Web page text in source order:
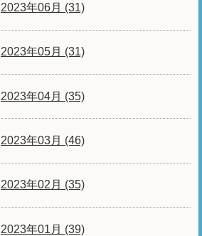
2023年06月 (31)
2023年05月 (31)
2023年04月 (35)
2023年03月 (46)
2023年02月 (35)
2023年01月 (39)